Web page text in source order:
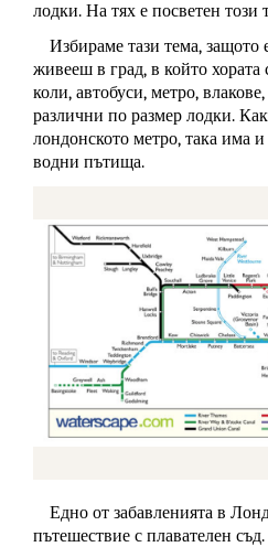
лодки. На тях е посветен този
Избираме тази тема, защото
живееш в град, в който
коли, автобуси, метро,
различни по размер лодки.
лондонското метро, така има
водни пътища.
Едно от забавленията в
пътешествие с плавателен